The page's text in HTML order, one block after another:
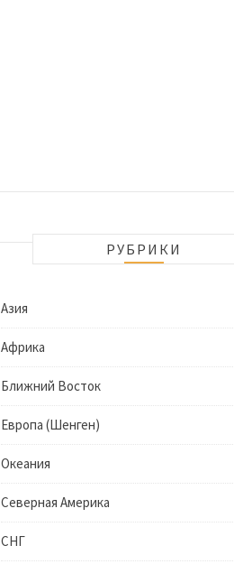
РУБРИКИ
Азия
Африка
Ближний Восток
Европа (Шенген)
Океания
Северная Америка
СНГ